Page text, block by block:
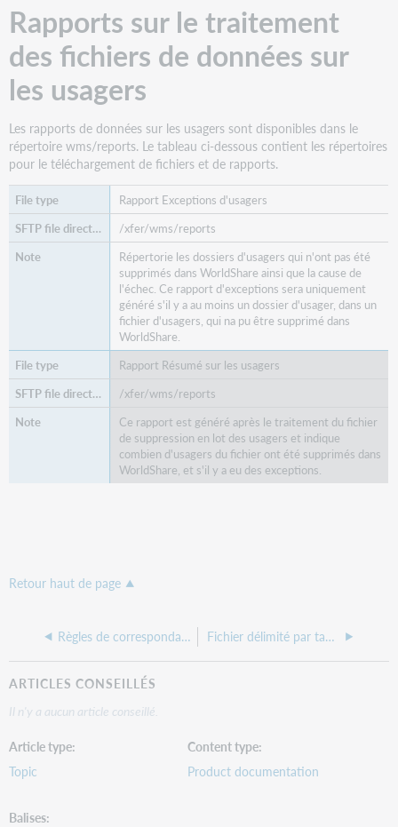
Rapports sur le traitement
des fichiers de données sur
les usagers
Les rapports de données sur les usagers sont disponibles dans le
répertoire wms/reports. Le tableau ci-dessous contient les répertoires
pour le téléchargement de fichiers et de rapports.
Rapport Exceptions d'usagers
/xfer/wms/reports
Répertorie les dossiers d'usagers qui n'ont pas été
supprimés dans WorldShare ainsi que la cause de
l'échec. Ce rapport d'exceptions sera uniquement
généré s'il y a au moins un dossier d'usager, dans un
fichier d'usagers, qui na pu être supprimé dans
WorldShare.
Rapport Résumé sur les usagers
/xfer/wms/reports
Ce rapport est généré après le traitement du fichier
de suppression en lot des usagers et indique
combien d'usagers du fichier ont été supprimés dans
WorldShare, et s'il y a eu des exceptions.
Retour haut de page
Règles de correspondance pour les données sur les usagers Fichier délimité par tabulations pour le chargement des données sur les usagers
ARTICLES CONSEILLÉS
Il n'y a aucun article conseillé.
Article type
Topic
Content type
Product documentation
Balises